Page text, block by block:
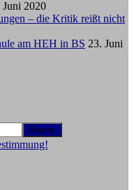
Juni 2020
– die Kritik reißt nicht
am HEH in BS 23. Juni